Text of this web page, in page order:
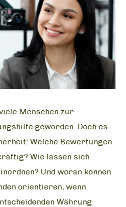
Menschen zur
geworden. Doch es
Welche Bewertungen
Wie lassen sich
Und woran können
orientieren, wenn
Währung